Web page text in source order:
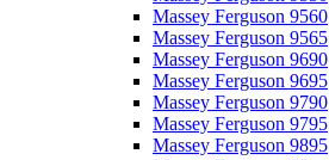
Massey Ferguson 9560
Massey Ferguson 9565
Massey Ferguson 9690
Massey Ferguson 9695
Massey Ferguson 9790
Massey Ferguson 9795
Massey Ferguson 9895